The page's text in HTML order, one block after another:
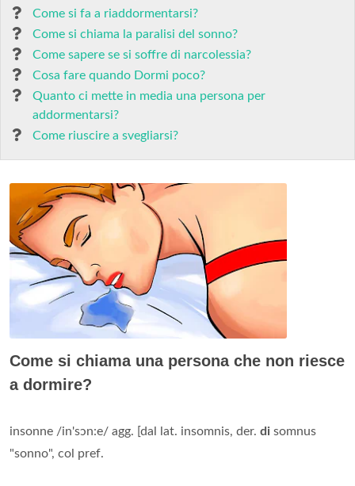
Come si fa a riaddormentarsi?
Come si chiama la paralisi del sonno?
Come sapere se si soffre di narcolessia?
Cosa fare quando Dormi poco?
Quanto ci mette in media una persona per
addormentarsi?
Come riuscire a svegliarsi?
Come si chiama una persona che non riesce
a dormire?
insonne /in'sɔn:e/ agg. [dal lat. insomnis, der. di somnus
"sonno", col pref.